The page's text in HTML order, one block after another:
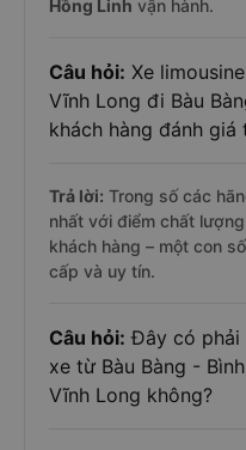
Hồng Linh vận hành.
Câu hỏi: Xe
Vĩnh Long đi Bàu
khách hàng đánh giá
Trả lời: Trong số các
nhất với điểm chất lượng
khách hàng – một con
cấp và uy tín.
Câu hỏi: Đây có phải
xe từ Bàu Bàng -
Vĩnh Long không?